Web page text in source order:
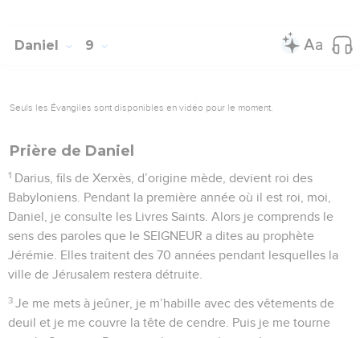
Daniel 9
Seuls les Évangiles sont disponibles en vidéo pour le moment.
Prière de Daniel
1 Darius, fils de Xerxès, d’origine mède, devient roi des
Babyloniens. Pendant la première année où il est roi, moi,
Daniel, je consulte les Livres Saints. Alors je comprends le
sens des paroles que le SEIGNEUR a dites au prophète
Jérémie. Elles traitent des 70 années pendant lesquelles la
ville de Jérusalem restera détruite.
3 Je me mets à jeûner, je m’habille avec des vêtements de
deuil et je me couvre la tête de cendre. Puis je me tourne